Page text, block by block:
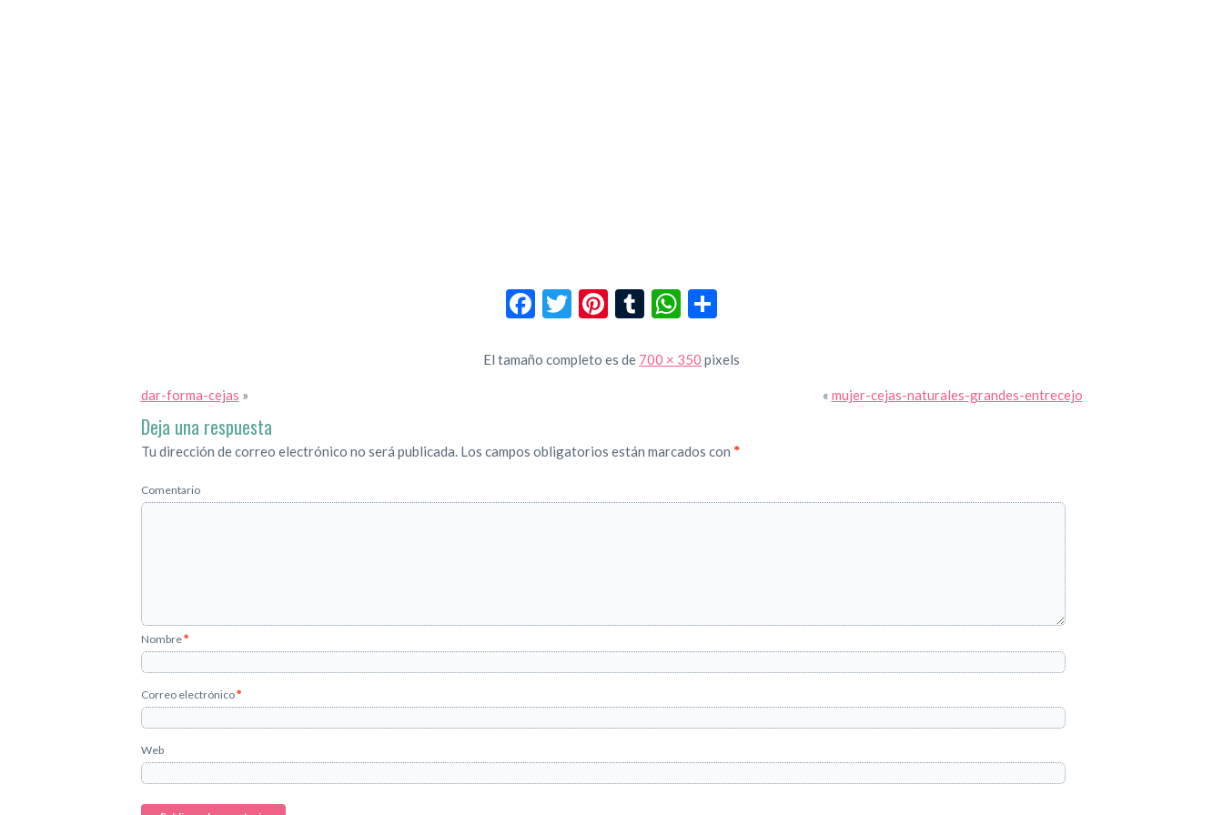
Facebook
Twitter
Pinterest
TumblrWhatsApp
El tamaño completo es de 700 × 350 pixels
dar-forma-cejas » « mujer-cejas-naturales-grandes-entrecejo
Deja una respuesta
Tu dirección de correo electrónico no será publicada.Los campos obligatorios están marcados con *
Comentario
Nombre*
Correo electrónico*
Web